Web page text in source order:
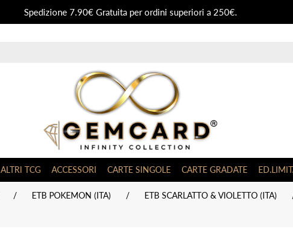
Spedizione 7.90€ Gratuita per ordini superiori a 250€.
ALTRI TCG ACCESSORI CARTE SINGOLE CARTE GRADATE
/ ETB POKEMON (ITA) / ETB SCARLATTO & VIOLETTO (ITA)